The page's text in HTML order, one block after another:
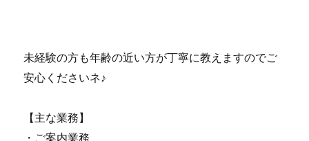
未経験の方も年齢の近い方が丁寧に教えますのでご
安心くださいネ♪
【主な業務】
・ご案内業務